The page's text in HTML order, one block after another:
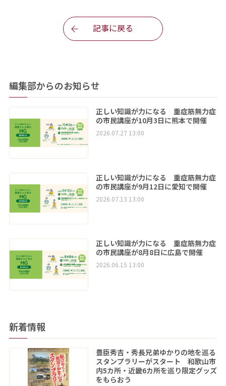
記事に戻る
編集部からのお知らせ
正しい知識が力になる 重症筋無力症
の市民講座が10月3日に熊本で開催
2026.07.27 13:00
正しい知識が力になる 重症筋無力症
の市民講座が9月12日に愛知で開催
2026.07.13 13:00
正しい知識が力になる 重症筋無力症
の市民講座が8月8日に広島で開催
2026.06.15 13:00
新着情報
豊臣秀吉・秀長兄弟ゆかりの地を巡る
スタンプラリーがスタート 和歌山市
内5カ所・近畿6カ所を巡り限定グッズ
をもらおう